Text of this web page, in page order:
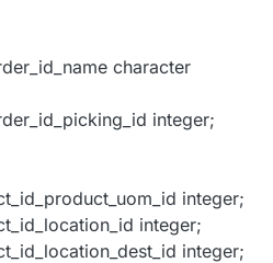
character
integer;
integer;
integer;
integer;